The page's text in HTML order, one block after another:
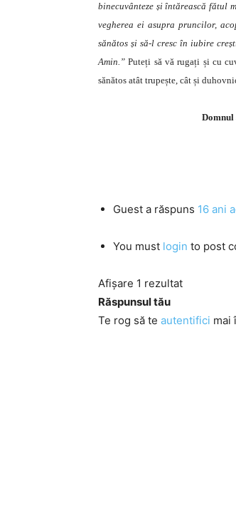
binecuvânteze și întărească fătul
vegherea ei asupra pruncilor,
sănătos și să-l cresc în iubire
Amin.” Puteți să vă rugați și cu
sănătos atât trupește, cât și
Domnul
Guest a răspuns 16 ani
You must login to post
Afișare 1 rezultat
Răspunsul tău
Te rog să te autentifici mai